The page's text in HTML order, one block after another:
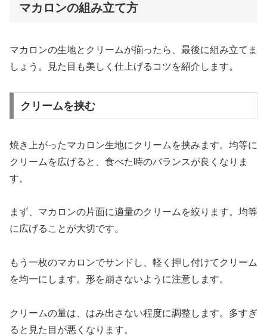
マカロンの組み立て方
マカロンの生地とクリームが揃ったら、最後に組み立てま
しょう。見た目も美しく仕上げるコツを紹介します。
クリームを挟む
焼き上がったマカロン生地にクリームを挟みます。均等に
クリームを広げると、食べた時のバランスが良くなりま
す。
まず、マカロンの片面に適量のクリームを絞ります。均等
に広げることが大切です。
もう一枚のマカロンでサンドし、軽く押し付けてクリーム
を均一にします。形を崩さないように注意します。
クリームの量は、はみ出さない程度に調整します。多すぎ
ると見た目が悪くなります。